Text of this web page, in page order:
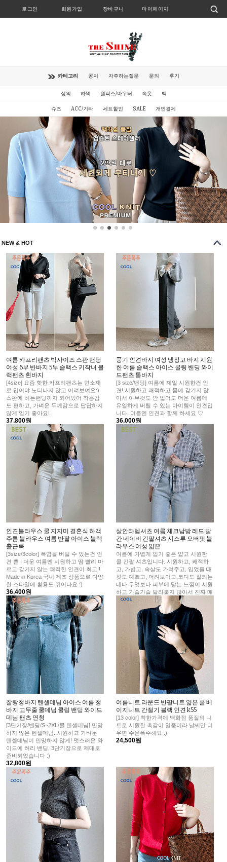
로그인 회원가입 장바구니 마이페이지
카테고리 공지 자주하는질문 문의 후기
상의 하의 원피스/아우터 속옷 백
슈즈 ACC/기타 세트할인 SALE 개인결제
NEW & HOT
여름 카프리팬츠 빅사이즈 스판 밴딩
여성 6부 반바지 5부 슬랙스 키작녀 블
랙팬츠 흰바지
[4size] 요즘 핫한 카프리팬츠는 면소재
로 입어야 노티나지 않고 어려보여요:)
스판에 히든밴딩까지 되어있어 착용감
도 편하고, 가벼운 두께감으로 답답하지
않게 입기 좋아요!
37,800원
풍기 인견바지 여성 냉장고 바지 시원
한 여름 슬랙스 아이스 쿨링 밴딩 와이
드팬츠 통바지
[3 size/밴딩] 여름에 제일 시원한건 인
견! 시원하고 쾌적하고 몸에 감기지 않
아서 아무것도 안 입어도 더운 여름에
유일하게 버틸 수 있는 아이템이 인견입
니다. 여름엔 인견과 함께 하세요 ♡
36,000원
인견블라우스 쿨 지지미 결혼식 하객
주름 블라우스 여름 반팔 아이스 블랙
출근룩
[3size/3color] 폭염을 버틸 수 있는건 인
견 뿐 ! 더운 여름엔 시원하고 땀 빨리 마
르고 감기지 않는 쾌적한 인견이 최고!!
Made in Korea 국내 제조 상품으로 다양
한 스타일에 활용도 뛰어나요 :)
36,400원
살안타템셔츠 여름 체크남방 레드 빨
간 네이비 긴팔셔츠 시스루 오버핏 블
라우스 여성 얇은
여름에 가볍게 입기 좋은 얇고 시원한
쿨 긴팔 셔츠입니다. 시원하고, 쾌적하
고, 가볍고, 속살도 가려주고, 입었을 때
핏도 예쁘고, 어려보이고,코디도 잘되는
데다 무엇보다 피부에 닿는 느낌이 시원
하고 가슬가슬 달라붙지 않아서 진짜 매
일 들고 나가실 거에요:)
찰랑청바지 텐셀데님 아이스 여름 청
바지 고무줄 쿨데님 쿨링 밴딩 와이드
데님 팬츠 연청
[3단기장/밴딩/S~2XL/쿨 텐셀데님] 민망
하지 않은 텐셀데님. 시원하고 가벼운
텐셀데님이 민망하지 않게! 멋스러운 와
이드에 허리 밴딩, 3단기장으로 제대로
준비되었습니다 :)
32,800원
여름니트 라운드 반팔니트 얇은 쿨 베
이지니트 간절기 블랙 인견 k55
[13 color] 착한가격에 백화점 품질의 니
트로 시원한 촉감이 일품이라 날씨만 더
우면 주문폭주해요 :)
24,500원